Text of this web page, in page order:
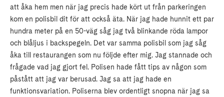
att åka hem men när jag precis hade kört ut från parkeringen
kom en polisbil dit för att också äta. När jag hade hunnit ett par
hundra meter på en 50-väg såg jag två blinkande röda lampor
och blåljus i backspegeln. Det var samma polisbil som jag såg
åka till restaurangen som nu följde efter mig. Jag stannade och
frågade vad jag gjort fel. Polisen hade fått tips av någon som
påstått att jag var berusad. Jag sa att jag hade en
funktionsvariation. Poliserna blev ordentligt snopna när jag sa